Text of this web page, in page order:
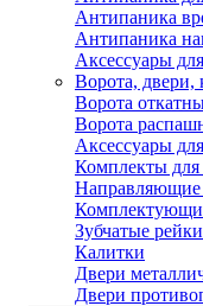
Антипаника
Антипаника
Аксессуары
Ворота, двери,
Ворота
Ворота
Аксессуары
Комплекты для
Направляющие
Зубчатые
Калитки
Двери
Двери